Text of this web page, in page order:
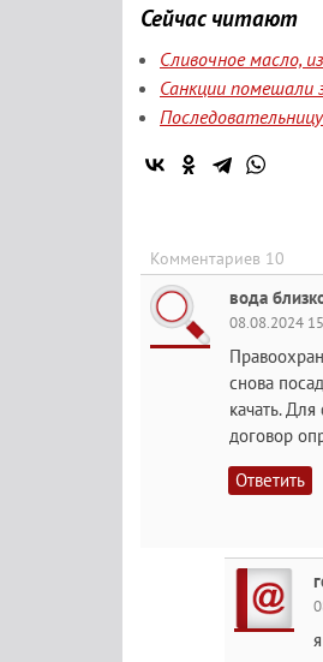
Сейчас читают
Сливочное масло,
Санкции помешали
Комментариев 10
вода
08.08.2024
снова
качать.
договор
Ответить